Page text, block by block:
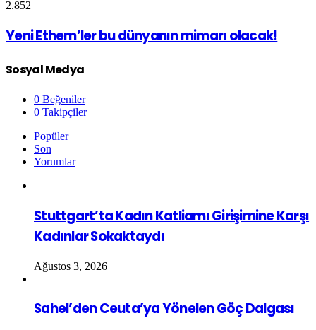
2.852
Yeni Ethem’ler bu dünyanın mimarı olacak!
Sosyal Medya
0 Beğeniler
0 Takipçiler
Popüler
Son
Yorumlar
Stuttgart’ta Kadın Katliamı Girişimine Karşı
Kadınlar Sokaktaydı
Ağustos 3, 2026
Sahel’den Ceuta’ya Yönelen Göç Dalgası